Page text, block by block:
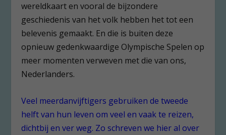
wereldkaart en vooral de bijzondere
geschiedenis van het volk hebben het tot een
belevenis gemaakt. En die is buiten deze
opnieuw gedenkwaardige Olympische Spelen op
meer momenten verweven met die van ons,
Nederlanders.
Veel meerdanvijftigers gebruiken de tweede
helft van hun leven om veel en vaak te reizen,
dichtbij en ver weg. Zo schreven we hier al over